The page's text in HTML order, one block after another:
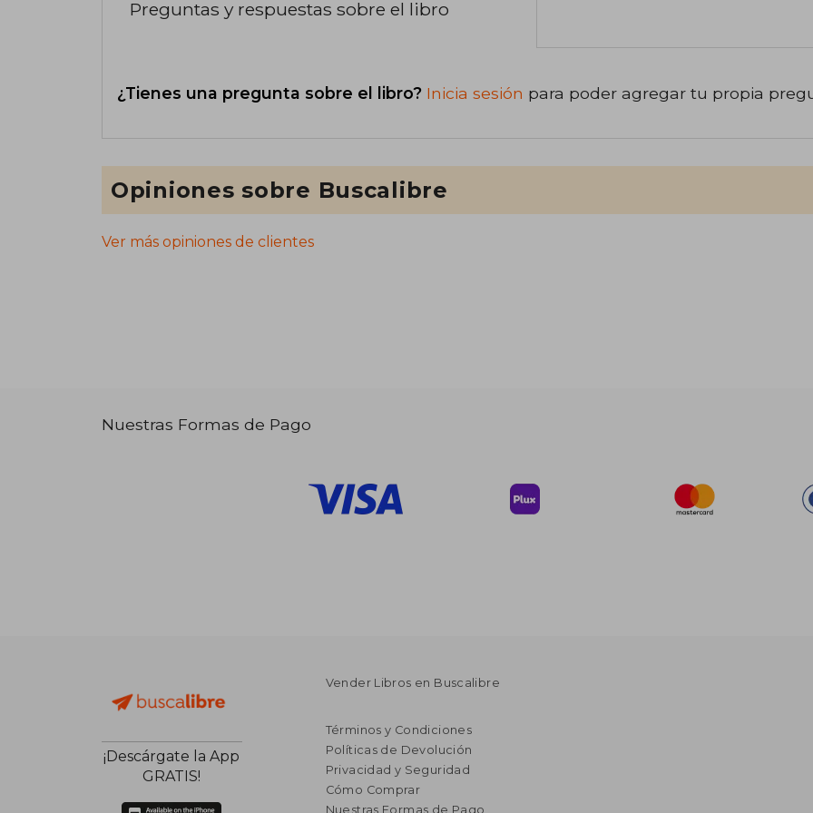
Preguntas y respuestas sobre el libro
¿Tienes una pregunta sobre el libro? Inicia sesión para poder agregar tu propia
Opiniones sobre Buscalibre
Ver más opiniones de clientes
Nuestras Formas de Pago
¡Descárgate la App
GRATIS!
Vender Libros en Buscalibre
Términos y Condiciones
Políticas de Devolución
Privacidad y Seguridad
Cómo Comprar
Nuestras Formas de Pago